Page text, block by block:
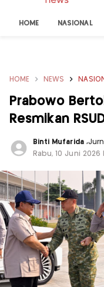
HOME NASIONAL
HOME NEWS
Prabowo
Resmikan
Binti Mufarida ,
Rabu, 10 Juni 2026